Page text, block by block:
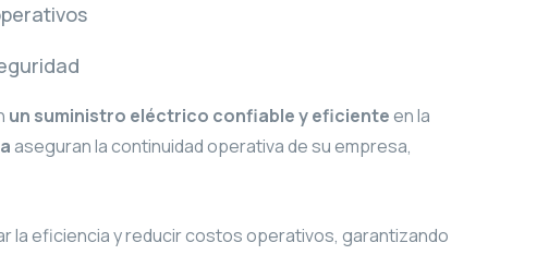
un suministro eléctrico confiable y eficienteen la
aseguran la continuidad operativa de su empresa,
la eficiencia y reducir costos operativos, garantizando